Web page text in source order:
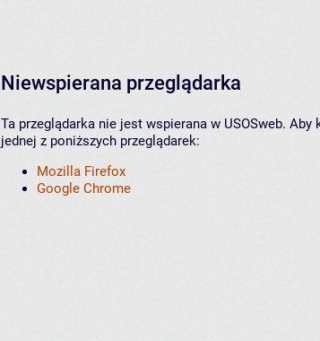
Niewspierana przeglądarka
Ta przeglądarka nie jest wspierana w USOSweb.
jednej z poniższych przeglądarek:
Mozilla Firefox
Google Chrome